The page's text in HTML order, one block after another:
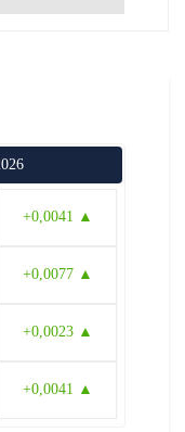
+0,0041 ▲
+0,0077 ▲
+0,0023 ▲
+0,0041 ▲